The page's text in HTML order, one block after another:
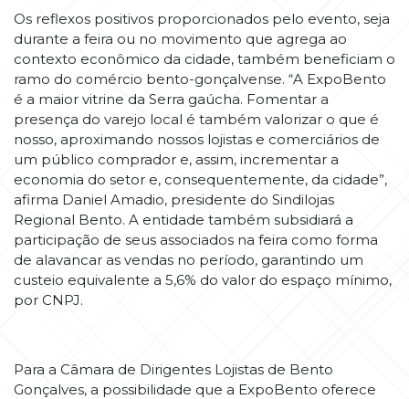
Os reflexos positivos proporcionados pelo evento, seja
durante a feira ou no movimento que agrega ao
contexto econômico da cidade, também beneficiam o
ramo do comércio bento-gonçalvense. “A ExpoBento
é a maior vitrine da Serra gaúcha. Fomentar a
presença do varejo local é também valorizar o que é
nosso, aproximando nossos lojistas e comerciários de
um público comprador e, assim, incrementar a
economia do setor e, consequentemente, da cidade”,
afirma Daniel Amadio, presidente do Sindilojas
Regional Bento. A entidade também subsidiará a
participação de seus associados na feira como forma
de alavancar as vendas no período, garantindo um
custeio equivalente a 5,6% do valor do espaço mínimo,
por CNPJ.
Para a Câmara de Dirigentes Lojistas de Bento
Gonçalves, a possibilidade que a ExpoBento oferece